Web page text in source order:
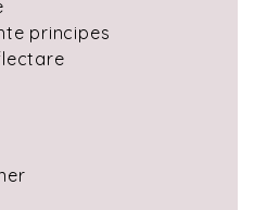
principes